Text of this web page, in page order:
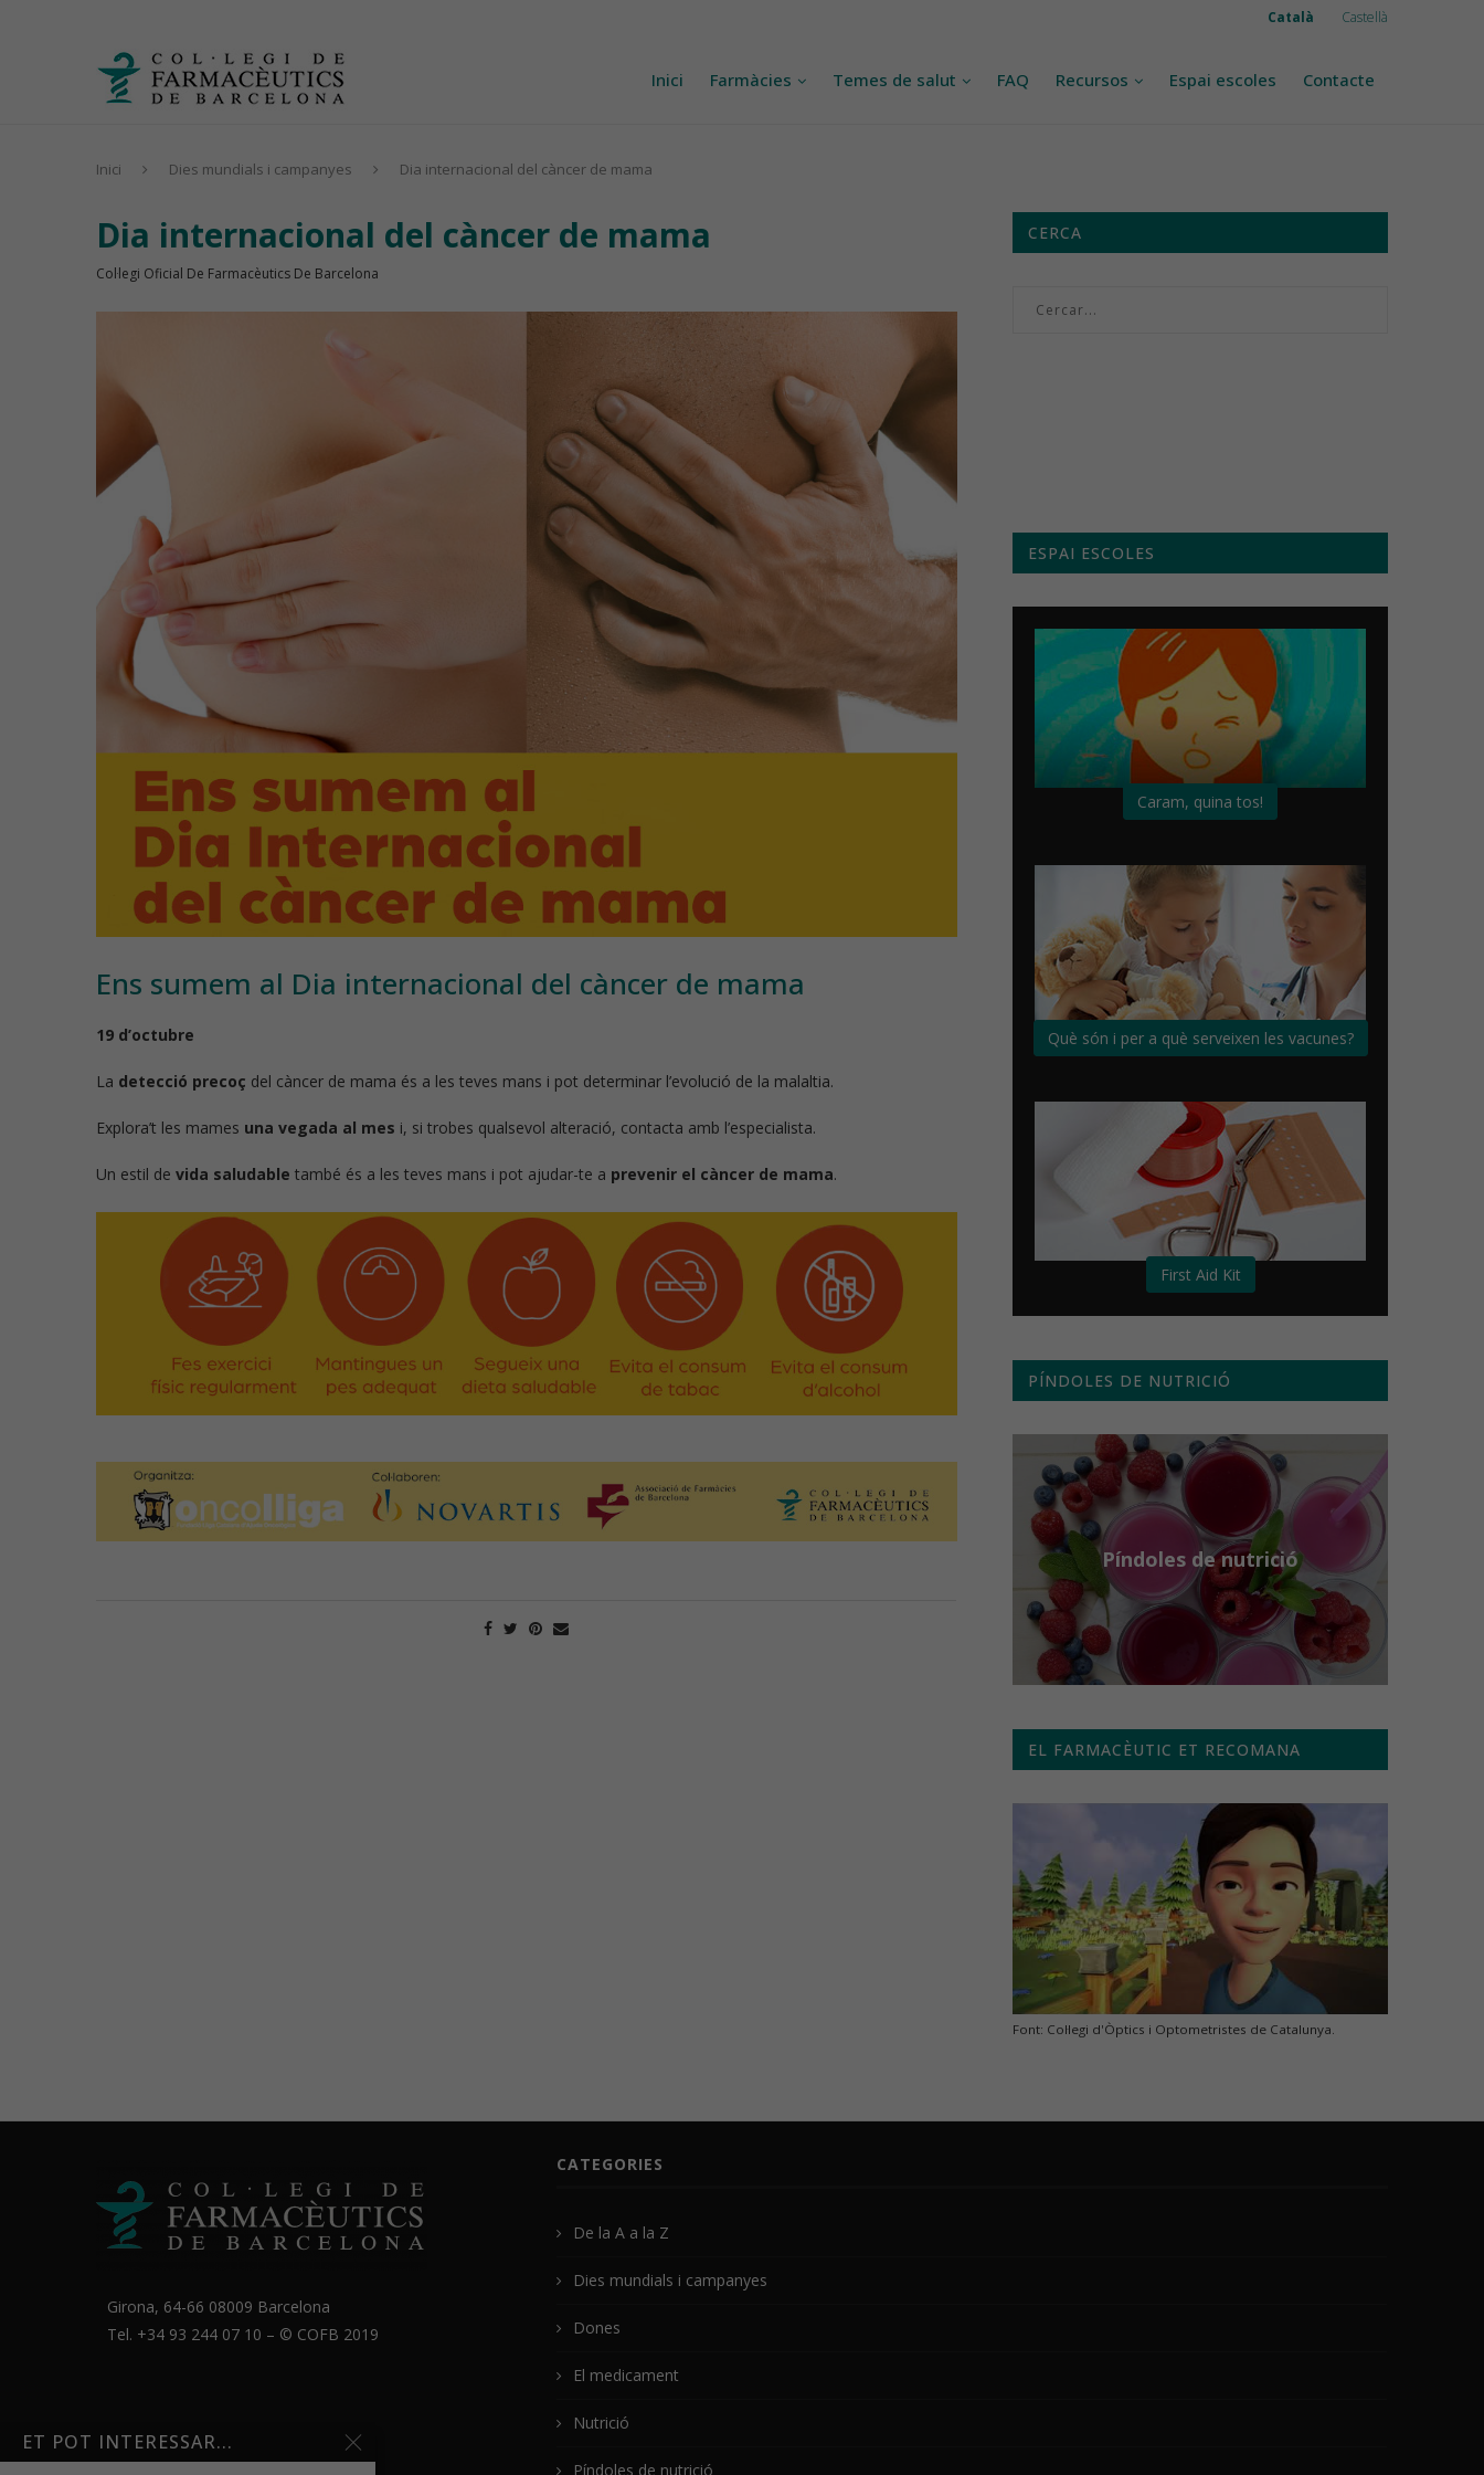
Català Castellà
Inici Farmàcies Temes de salut FAQ Recursos Espai escoles Contacte
Inici Dies mundials i campanyes Dia internacional del càncer de mama
Dia internacional del càncer de mama
Col·legi Oficial De Farmacèutics De Barcelona
Ens sumem al Dia internacional del càncer de mama
19 d’octubre
La detecció precoç del càncer de mama és a les teves mans i pot determinar l’evolució de la malaltia.
Explora’t les mames una vegada al mes i, si trobes qualsevol alteració, contacta amb l’especialista.
Un estil de vida saludable també és a les teves mans i pot ajudar-te a prevenir el càncer de mama.
CERCA
ESPAI ESCOLES
Caram, quina tos!
Què són i per a què serveixen les vacunes?
First Aid Kit
PÍNDOLES DE NUTRICIÓ
Píndoles de nutrició
EL FARMACÈUTIC ET RECOMANA
Font: Col·legi d'Òptics i Optometristes de Catalunya.
Girona, 64-66 08009 Barcelona
Tel. +34 93 244 07 10 – © COFB 2019
CATEGORIES
De la A a la Z
Dies mundials i campanyes
Dones
El medicament
Nutrició
Píndoles de nutrició
ET POT INTERESSAR...